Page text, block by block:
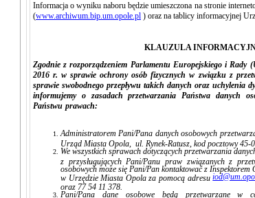
Informacja o wyniku naboru będzie umieszczona na stronie
(www.archiwum.bip.um.opole.pl ) oraz na tablicy informacyjnej
KLAUZULA
Zgodnie z rozporządzeniem Parlamentu Europejskiego i
2016 r. w sprawie ochrony osób fizycznych w związku z
sprawie swobodnego przepływu takich danych oraz uchylenia
informujemy o zasadach przetwarzania Państwa danych
Państwu prawach:
Administratorem Pani/Pana danych osobowych
Urząd Miasta Opola, ul. Rynek-Ratusz, kod pocztowy 45-
We wszystkich sprawach dotyczących przetwarzania
z przysługujących Pani/Panu praw związanych z
osobowych może się Pani/Pan kontaktować z
w Urzędzie Miasta Opola za pomocą adresu
oraz 77 54 11 378.
Pani/Pana dane osobowe będą przetwarzane w